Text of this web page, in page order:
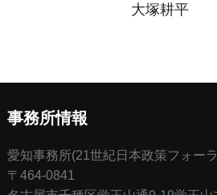
大塚耕平
事務所情報
愛知事務所(21世紀日本政策フォー
〒464-0841